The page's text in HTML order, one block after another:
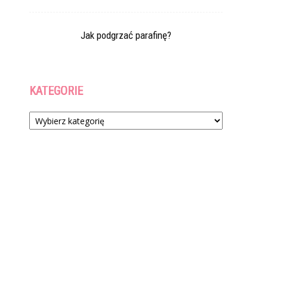
Jak podgrzać parafinę?
KATEGORIE
Kategorie